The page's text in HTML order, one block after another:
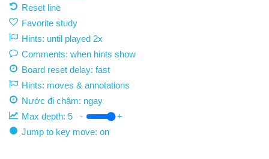
Reset line
Favorite study
Hints: until played 2x
Comments: when hints show
Board reset delay: fast
Hints: moves & annotations
Nước đi chậm: ngay
Max depth: 5 -
+
Jump to key move: on